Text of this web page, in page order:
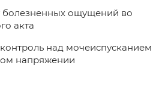
болезненных ощущений во
акта
контроль над мочеиспусканием
напряжении